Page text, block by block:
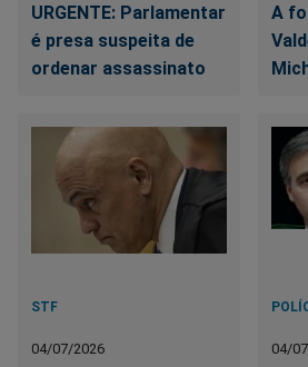
URGENTE: Parlamentar
é presa suspeita de
ordenar assassinato
A
STF
04/07/2026 04/